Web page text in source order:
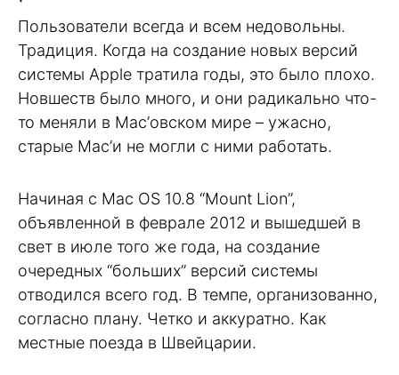
Пользователи всегда и всем недовольны.
Традиция. Когда на создание новых версий
системы Apple тратила годы, это было плохо.
Новшеств было много, и они радикально что-
то меняли в Mac’овском мире – ужасно,
старые Mac’и не могли с ними работать.
Начиная с Mac OS 10.8 “Mount Lion”,
объявленной в феврале 2012 и вышедшей в
свет в июле того же года, на создание
очередных “больших” версий системы
отводился всего год. В темпе, организованно,
согласно плану. Четко и аккуратно. Как
местные поезда в Швейцарии.